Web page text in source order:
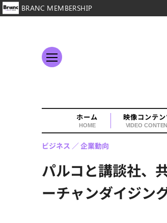
ホーム
HOME
映像コンテン
VIDEO
パルコと講談社、
ーチャンダイジン
ビジネス 企業動向
BRANC MEMBERSHIP